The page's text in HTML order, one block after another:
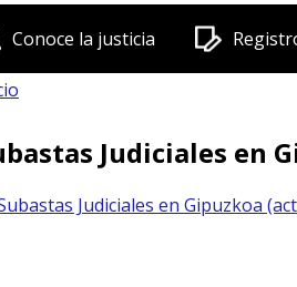
Conoce la justicia
Judiciales en
Judiciales en Gipuzkoa